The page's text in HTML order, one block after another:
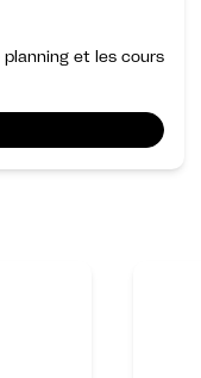
planning et les cours